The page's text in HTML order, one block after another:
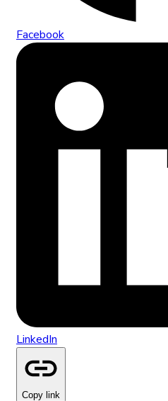
Facebook
LinkedIn
Copy link